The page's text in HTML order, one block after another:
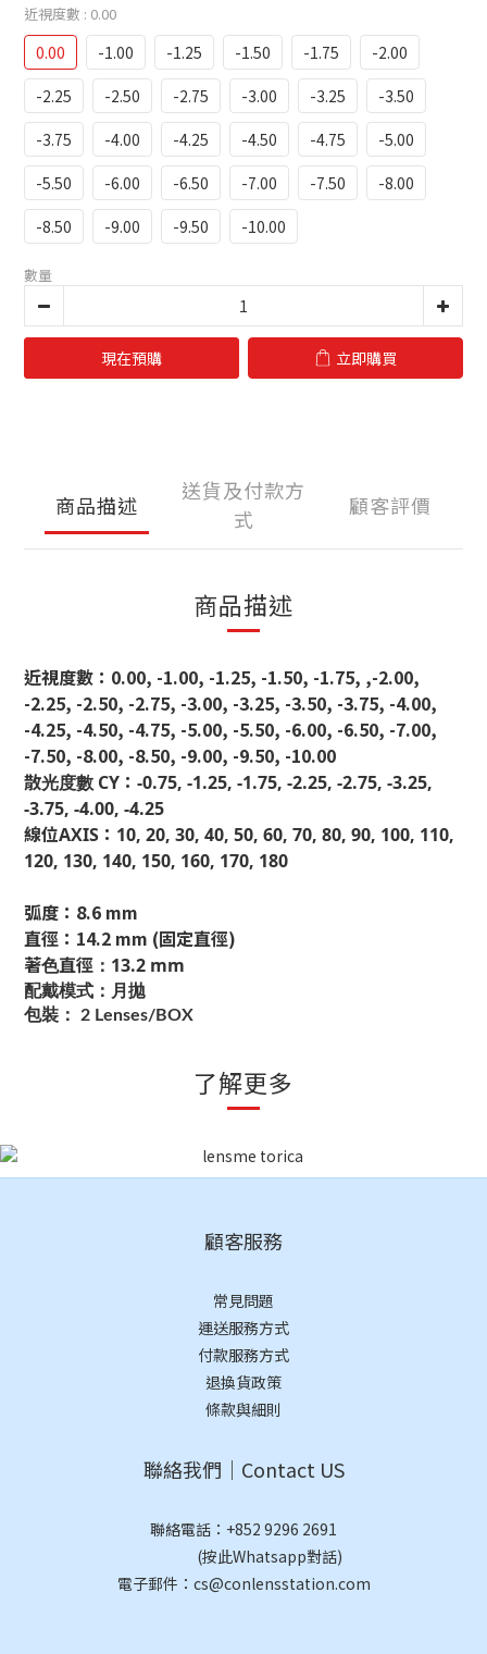
近視度數 : 0.00
0.00 -1.00 -1.25 -1.50 -1.75
-2.00
-2.25
-2.50 -2.75 -3.00 -3.25
-3.50
-3.75
-4.00 -4.25 -4.50 -4.75
-5.00
-5.50
-6.00 -6.50 -7.00 -7.50
-8.00
-8.50
-9.00 -9.50 -10.00
數量
現在預購 立即購買
商品描述
送貨及付款方
式
顧客評價
商品描述
近視度數：0.00, -1.00, -1.25, -1.50, -1.75, ,-2.00,
-2.25, -2.50, -2.75, -3.00, -3.25, -3.50, -3.75, -4.00,
-4.25, -4.50, -4.75, -5.00, -5.50, -6.00, -6.50, -7.00,
-7.50, -8.00, -8.50, -9.00, -9.50, -10.00
散光度數 CY： -0.75, -1.25, -1.75, -2.25, -2.75, -3.25,
-3.75, -4.00, -4.25
線位AXIS： 10, 20, 30, 40, 50, 60, 70, 80, 90, 100, 110,
120, 130, 140, 150, 160, 170, 180
弧度：8.6 mm
直徑：14.2 mm (固定直徑)
著色直徑：13.2 mm
配戴模式：月 拋
包裝： 2 Lenses/BOX
了解更多
顧客服務
常見問題
運送服務方式
付款服務方式
退換貨政策
條款與細則
聯絡我們｜Contact US
聯絡電話： +852 9296 2691
(按此Whatsapp對話)
電子郵件：cs@conlensstation.com